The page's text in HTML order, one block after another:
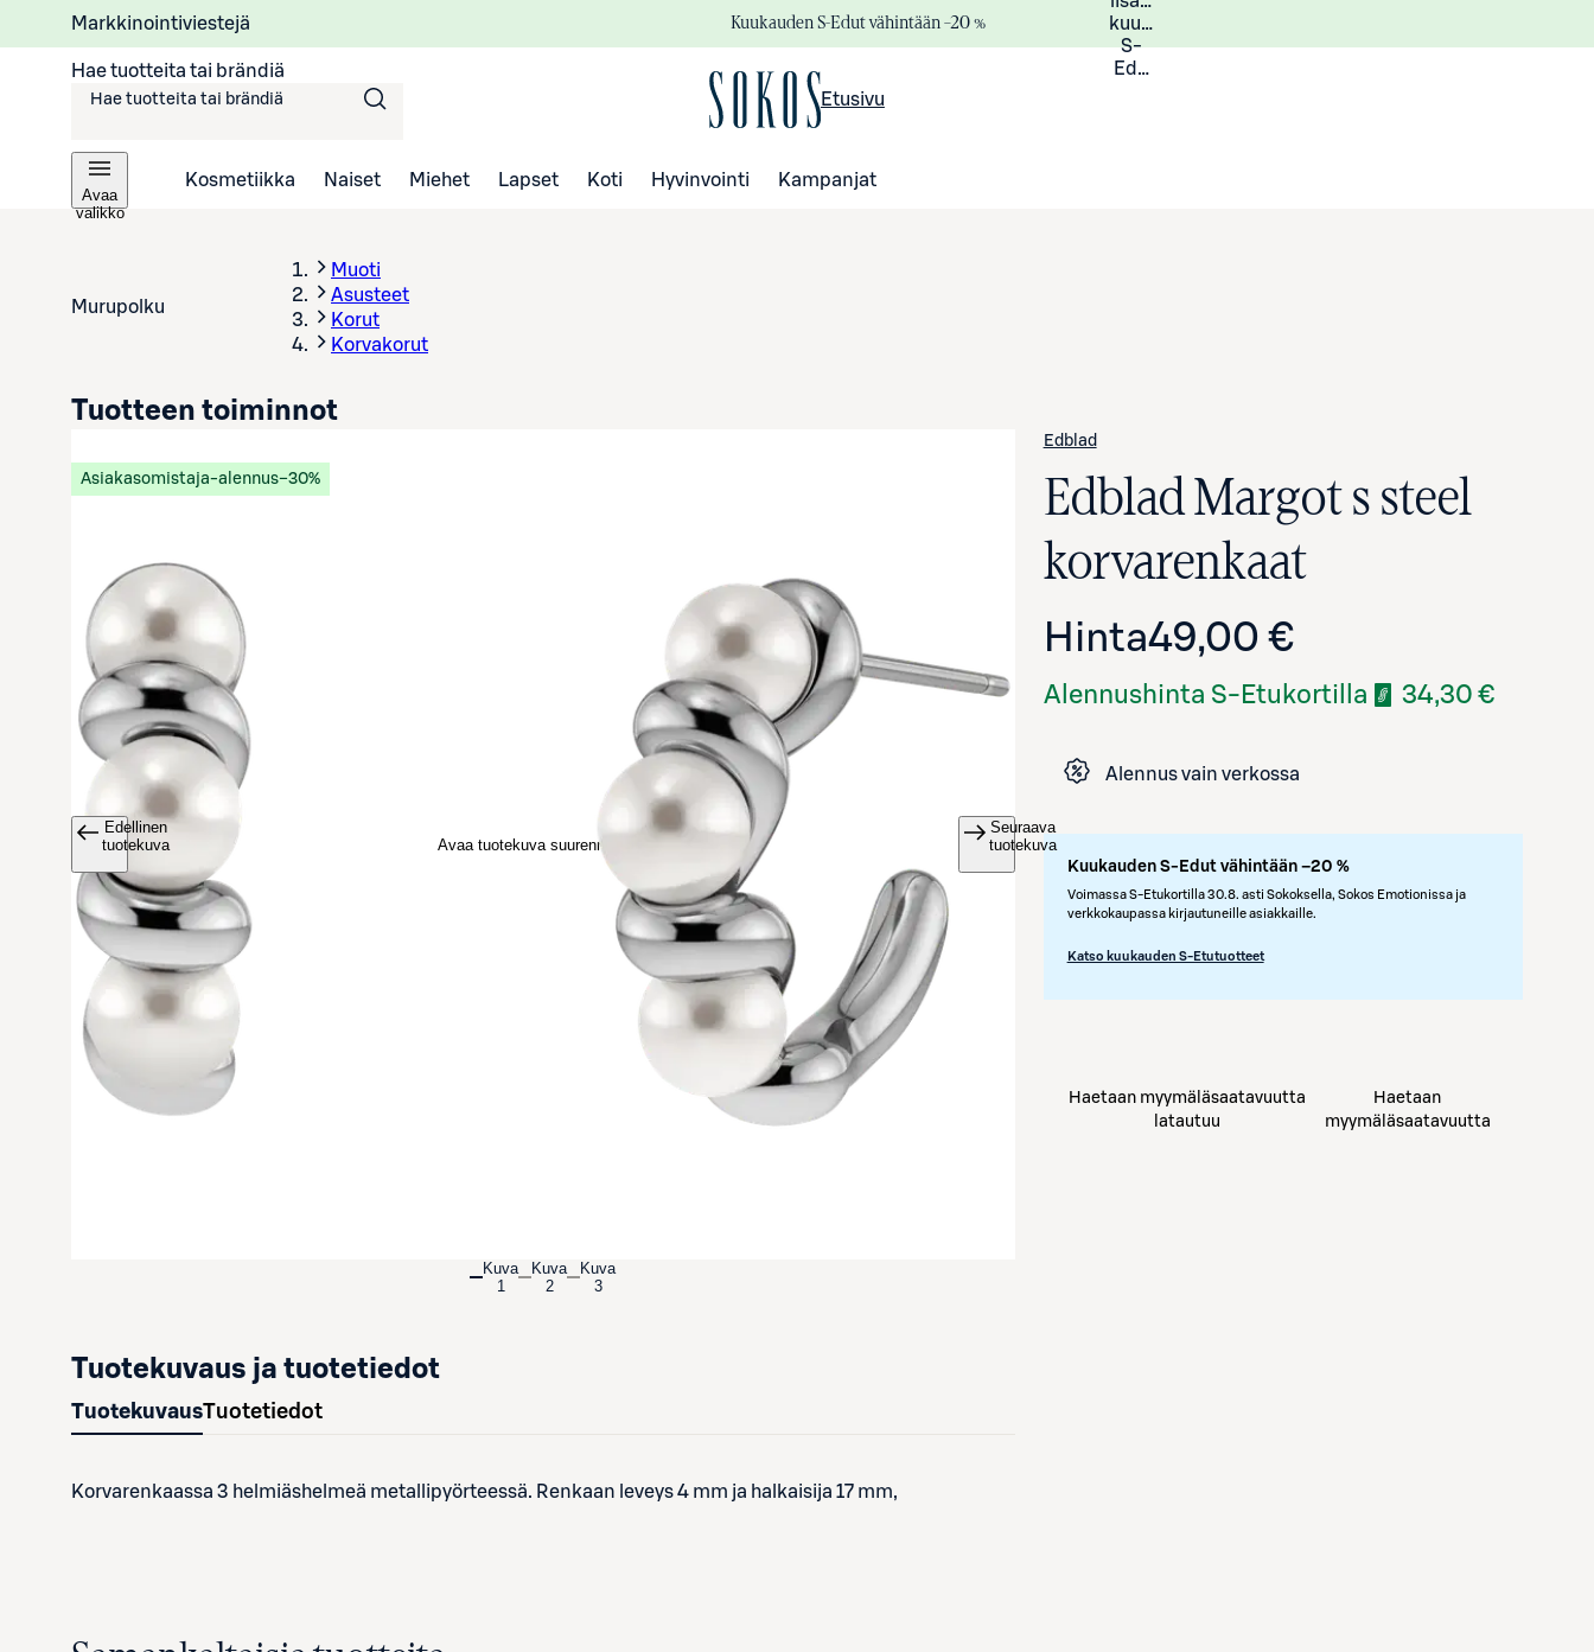
Markkinointiviestejä Kuukauden S-Edut vähintään –20 %
kuukauden
S-
Eduista
Hae tuotteita tai brändiä
Etusivu
Avaa
valikko
Kosmetiikka Naiset Miehet Lapset Koti Hyvinvointi Kampanjat
Murupolku
Muoti
Asusteet
Korut
Korvakorut
Avaa tuotekuva suurennettuna
Asiakasomistaja-alennus−30%
Edellinen
tuotekuva
Seuraava
tuotekuva
Kuva
1
Kuva
2
Kuva
3
Edblad
Edblad Margot s steel
korvarenkaat
Hinta49,00 €
Alennushinta S-Etukortilla 34,30 €
Alennus vain verkossa
Kuukauden S-Edut vähintään –20 %
Voimassa S-Etukortilla 30.8. asti Sokoksella, Sokos Emotionissa ja
verkkokaupassa kirjautuneille asiakkaille.
Katso kuukauden S-Etutuotteet
Tuotteen toiminnot
Haetaan myymäläsaatavuutta
latautuu
Haetaan
myymäläsaatavuutta
Tuotekuvaus ja tuotetiedot
TuotekuvausTuotetiedot
Korvarenkaassa 3 helmiäshelmeä metallipyörteessä. Renkaan leveys 4 mm ja halkaisija 17 mm,